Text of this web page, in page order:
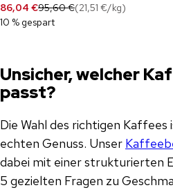
86,04 €95,60 €(21,51 €/kg)
10 % gespart
Unsicher, welcher
passt?
Die Wahl des richtigen
echten Genuss. Unser
dabei mit einer strukturierten
5 gezielten Fragen zu